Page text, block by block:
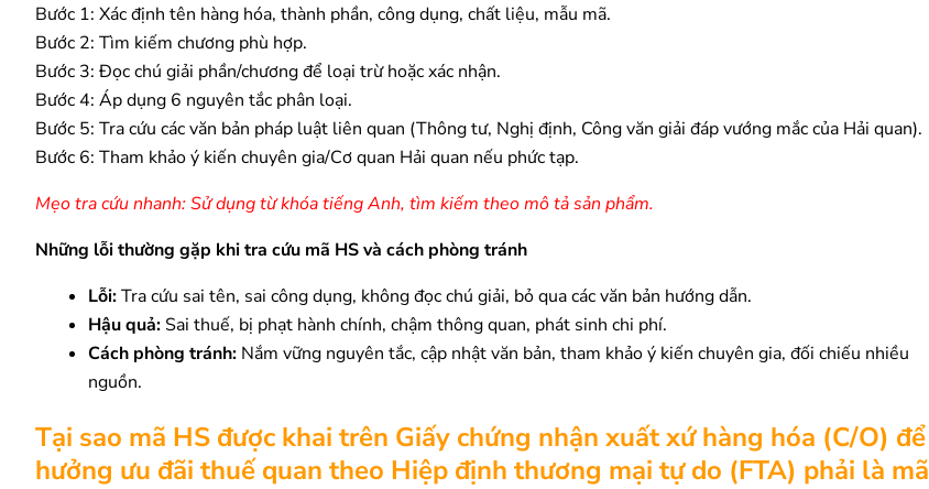
Bước 1: Xác định tên hàng hóa, thành phần, công dụng, chất liệu, mẫu mã.
Bước 2: Tìm kiếm chương phù hợp.
Bước 3: Đọc chú giải phần/chương để loại trừ hoặc xác nhận.
Bước 4: Áp dụng 6 nguyên tắc phân loại.
Bước 5: Tra cứu các văn bản pháp luật liên quan (Thông tư, Nghị định, Công văn giải đáp vướng mắc của Hải quan).
Bước 6: Tham khảo ý kiến chuyên gia/Cơ quan Hải quan nếu phức tạp.
Mẹo tra cứu nhanh: Sử dụng từ khóa tiếng Anh, tìm kiếm theo mô tả sản phẩm.
Những lỗi thường gặp khi tra cứu mã HS và cách phòng tránh
Lỗi:Tra cứu sai tên, sai công dụng, không đọc chú giải, bỏ qua các văn bản hướng dẫn.
Hậu quả: Sai thuế, bị phạt hành chính, chậm thông quan, phát sinh chi phí.
Cách phòng tránh: Nắm vững nguyên tắc, cập nhật văn bản, tham khảo ý kiến chuyên gia, đối chiếu nhiều
nguồn.
Tại sao mã HS được khai trên Giấy chứng nhận xuất xứ hàng hóa (C/O) để
hưởng ưu đãi thuế quan theo Hiệp định thương mại tự do (FTA) phải là mã